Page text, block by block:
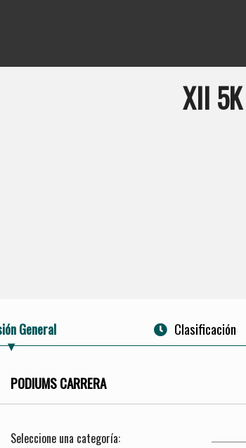
XII 5K
General Clasificación
PODIUMS CARRERA
Seleccione una categoría: